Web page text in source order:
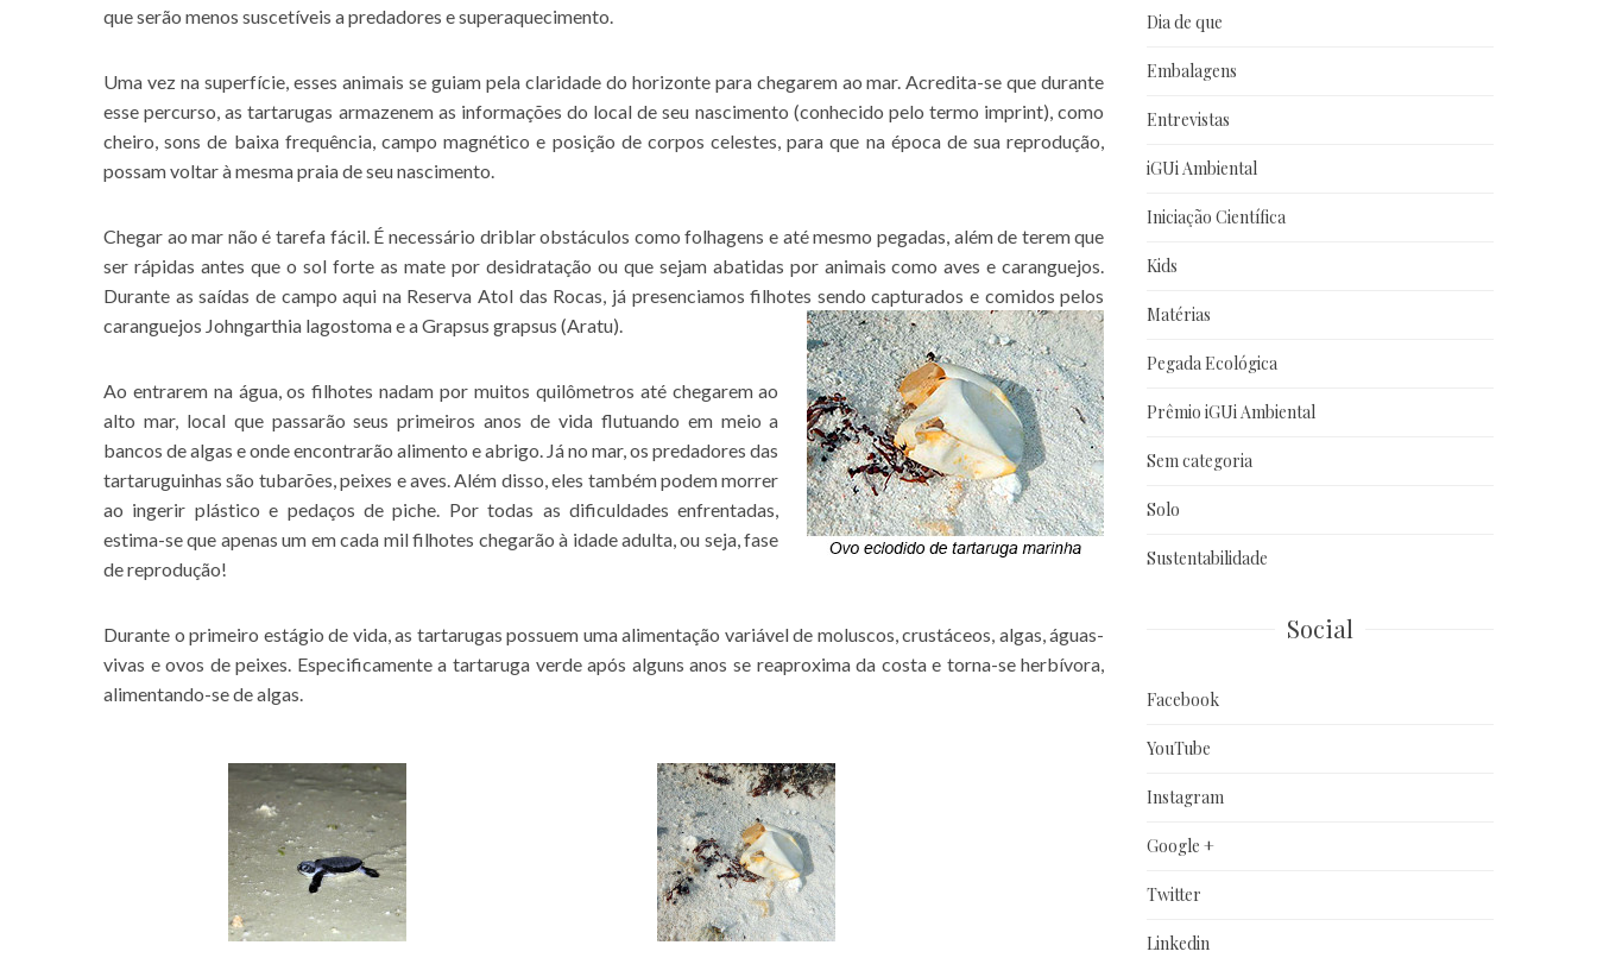
que serão menos suscetíveis a predadores e superaquecimento.
Uma vez na superfície, esses animais se guiam pela claridade do horizonte para chegarem ao mar. Acredita-se que durante
esse percurso, as tartarugas armazenem as informações do local de seu nascimento (conhecido pelo termo imprint), como
cheiro, sons de baixa frequência, campo magnético e posição de corpos celestes, para que na época de sua reprodução,
possam voltar à mesma praia de seu nascimento.
Chegar ao mar não é tarefa fácil. É necessário driblar obstáculos como folhagens e até mesmo pegadas, além de terem que
ser rápidas antes que o sol forte as mate por desidratação ou que sejam abatidas por animais como aves e caranguejos.
Durante as saídas de campo aqui na Reserva Atol das Rocas, já presenciamos filhotes sendo capturados e comidos pelos
caranguejos Johngarthia lagostoma e a Grapsus grapsus (Aratu).
Ao entrarem na água, os filhotes nadam por muitos quilômetros até chegarem ao
alto mar, local que passarão seus primeiros anos de vida flutuando em meio a
bancos de algas e onde encontrarão alimento e abrigo. Já no mar, os predadores das
tartaruguinhas são tubarões, peixes e aves. Além disso, eles também podem morrer
ao ingerir plástico e pedaços de piche. Por todas as dificuldades enfrentadas,
estima-se que apenas um em cada mil filhotes chegarão à idade adulta, ou seja, fase
de reprodução!
Durante o primeiro estágio de vida, as tartarugas possuem uma alimentação variável de moluscos, crustáceos, algas, águas-
vivas e ovos de peixes. Especificamente a tartaruga verde após alguns anos se reaproxima da costa e torna-se herbívora,
alimentando-se de algas.
Dia de que
Embalagens
Entrevistas
iGUi Ambiental
Iniciação Científica
Kids
Matérias
Pegada Ecológica
Prêmio iGUi Ambiental
Sem categoria
Solo
Sustentabilidade
Social
Facebook
YouTube
Instagram
Google +
Twitter
Linkedin